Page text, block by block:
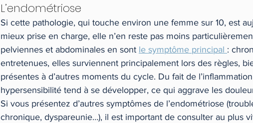
L’endométriose
Si cette pathologie, qui touche environ une femme sur 10, est
mieux prise en charge, elle n’en reste pas moins
pelviennes et abdominales en sont le symptôme principal :
entretenues, elles surviennent principalement lors des règles,
présentes à d’autres moments du cycle. Du fait de
hypersensibilité tend à se développer, ce qui aggrave les
Si vous présentez d’autres symptômes de l’endométriose
chronique, dyspareunie…), il est important de consulter au plus